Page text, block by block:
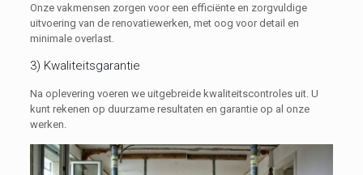
Onze vakmensen zorgen voor een efficiënte en zorgvuldige
uitvoering van de renovatiewerken, met oog voor detail en
minimale overlast.
3) Kwaliteitsgarantie
Na oplevering voeren we uitgebreide kwaliteitscontroles uit. U
kunt rekenen op duurzame resultaten en garantie op al onze
werken.